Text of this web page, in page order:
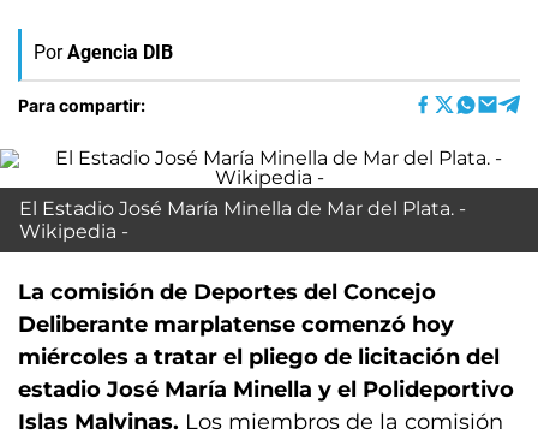
Por Agencia DIB
Para compartir:
El Estadio José María Minella de Mar del Plata. -
Wikipedia -
La comisión de Deportes del Concejo
Deliberante marplatense comenzó hoy
miércoles a tratar el pliego de licitación del
estadio José María Minella y el Polideportivo
Islas Malvinas. Los miembros de la comisión